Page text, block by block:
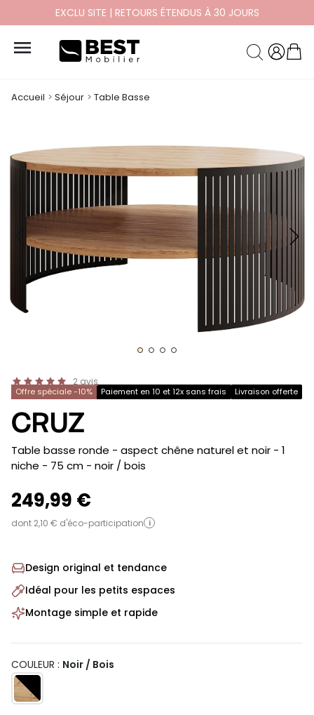
EXCLU SITE | RETOURS ÉTENDUS À 30 JOURS

Accueil Séjour Table Basse
2 avis
Offre spéciale -10% Paiement en 10 et 12x sans frais Livraison offerte
CRUZ
-
Table basse ronde - aspect chêne naturel et noir - 1
niche - 75 cm - noir / bois
249,99 €
dont 2,10 € d'éco-participation i
Design original et tendance
Idéal pour les petits espaces
Montage simple et rapide
COULEUR : Noir / Bois